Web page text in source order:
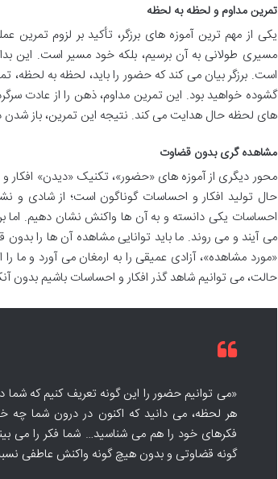
تمرین مداوم و لحظه به لحظه
یکی از مهم ترین آموزه های برزگر، تأکید بر لزوم
مسیری طولانی به آن برسیم، بلکه خود مسیر است. این
است. برزگر بیان می کند که حضور را باید، لحظه به لحظه،
گشوده خواهید بود. این تمرین مداوم، ذهن را از عادت
های لحظه حال هدایت می کند. نتیجه این تمرین، باز
مشاهده گری بدون قضاوت
محور دیگری از آموزه های «حضور»، تکنیک «دیدن»
حال تولید افکار و احساسات گوناگون است؛ از شادی و
احساسات یکی دانسته و به آن ها واکنش نشان دهیم. اما
می آیند و می روند. ما باید توانایی مشاهده آن ها را
«مورد مشاهده»، آزادی عمیقی را به ارمغان می آورد و ما
حالت، می توانیم شاهد گذر افکار و احساسات باشیم بدون
«می توانیم حضور را این گونه تعریف کنیم که
هر لحظه، می دانید که اکنون در درون شما چه
فکرهای خود را هم می شناسید… شما فکر را می
گونه قضاوتی و بدون هیچ گونه واکنش عاطفی